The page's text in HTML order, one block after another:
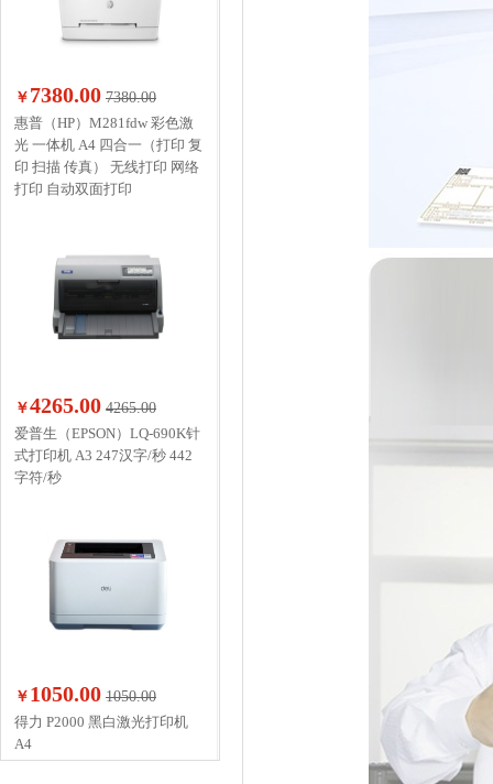
￥ 7380.00 7380.00
惠普（HP）M281fdw 彩色激
光 一体机 A4 四合一（打印 复
印 扫描 传真） 无线打印 网络
打印 自动双面打印
￥4265.00 4265.00
爱普生（EPSON）LQ-690K针
式打印机 A3 247汉字/秒 442
字符/秒
￥ 1050.00 1050.00
得力 P2000 黑白激光打印机
A4